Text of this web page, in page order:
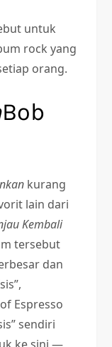
untuk
rock yang
orang.
Bob
kurang
lain dari
Kembali
tersebut
dan
Espresso
sendiri